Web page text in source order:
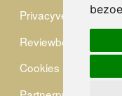
Privacyverklaring
Reviewbeleid
Cookies